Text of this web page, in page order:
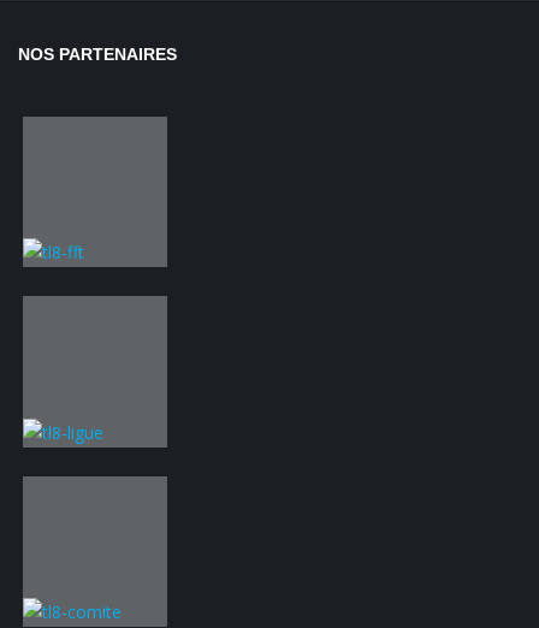
NOS PARTENAIRES